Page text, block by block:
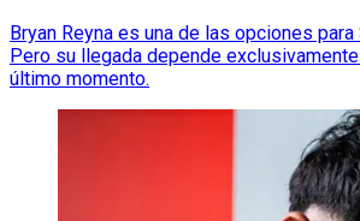
Bryan Reyna es una de las opciones
Pero su llegada depende
último momento.